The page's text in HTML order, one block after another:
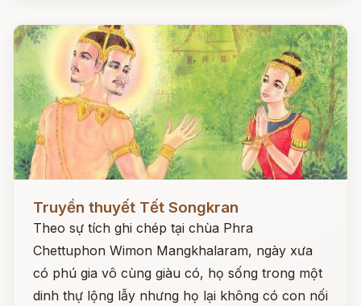
Đọc ngay
Truyền thuyết Tết Songkran
Theo sự tích ghi chép tại chùa Phra
Chettuphon Wimon Mangkhalaram, ngày xưa
có phú gia vô cùng giàu có, họ sống trong một
dinh thự lộng lẫy nhưng họ lại không có con nối